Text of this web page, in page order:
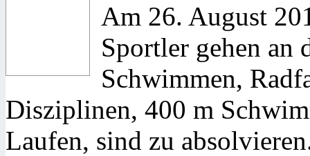
Am 26. August
Sportler gehen an
Schwimmen,
Disziplinen, 400 m
Laufen, sind zu